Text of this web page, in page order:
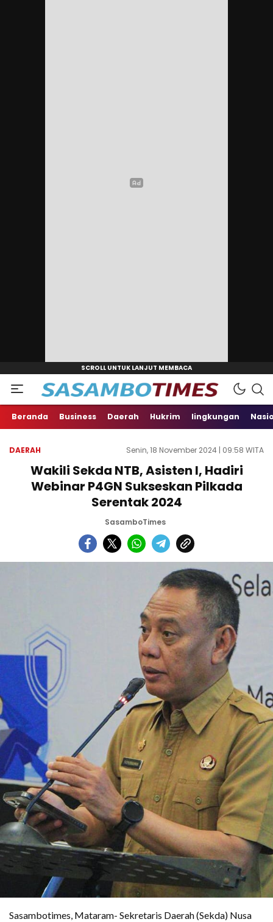
Beranda Business Daerah Hukrim lingkungan
DAERAH Senin, 18 November 2024 | 09:58 WITA
Wakili Sekda NTB, Asisten I, Hadiri
Webinar P4GN Sukseskan Pilkada
Serentak 2024
SasamboTimes
Sasambotimes, Mataram- Sekretaris Daerah (Sekda) Nusa